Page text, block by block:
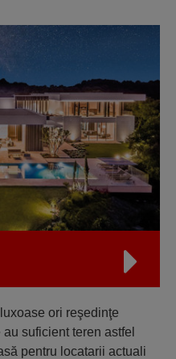
ori reşedinţe
suficient teren astfel
pentru locatarii actuali